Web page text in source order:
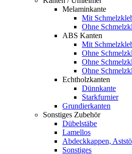
Melaminkante
Mit
Ohne
ABS Kanten
Mit
Ohne
Ohne
Ohne
Echtholzkanten
Dünnkante
Starkfurnier
Grundierkanten
Sonstiges Zubehör
Dübelstäbe
Lamellos
Abdeckkappen,
Sonstiges